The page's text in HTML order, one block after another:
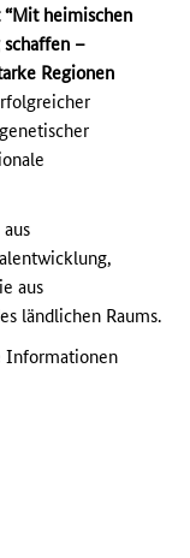
heimischen
–
Regionen
aus
ländlichen Raums.
Informationen